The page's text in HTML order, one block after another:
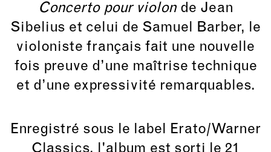
Concerto pour violonde Jean
Sibelius et celui de Samuel Barber, le
violoniste français fait une nouvelle
fois preuve d’une maîtrise technique
et d’une expressivité remarquables.
Enregistré sous le label Erato/Warner
Classics, l'album est sorti le 21